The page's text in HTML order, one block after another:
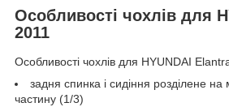
Особливості чохлів для
2011
Особливості чохлів для HYUNDAI
задня спинка і сидіння розділене на
частину (1/3)